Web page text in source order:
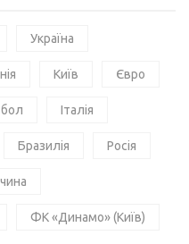
Україна
Київ Євро
Італія
Бразилія Росія
ФК «Динамо» (Київ)